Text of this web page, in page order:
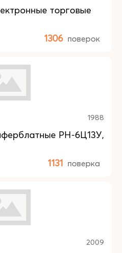
торговые
1306 поверок
1988
РН-6Ц13У,
1131 поверка
2009